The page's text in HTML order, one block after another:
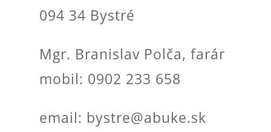
094 34 Bystré
Mgr. Branislav Polča, farár
mobil: 0902 233 658
email: bystre@abuke.sk